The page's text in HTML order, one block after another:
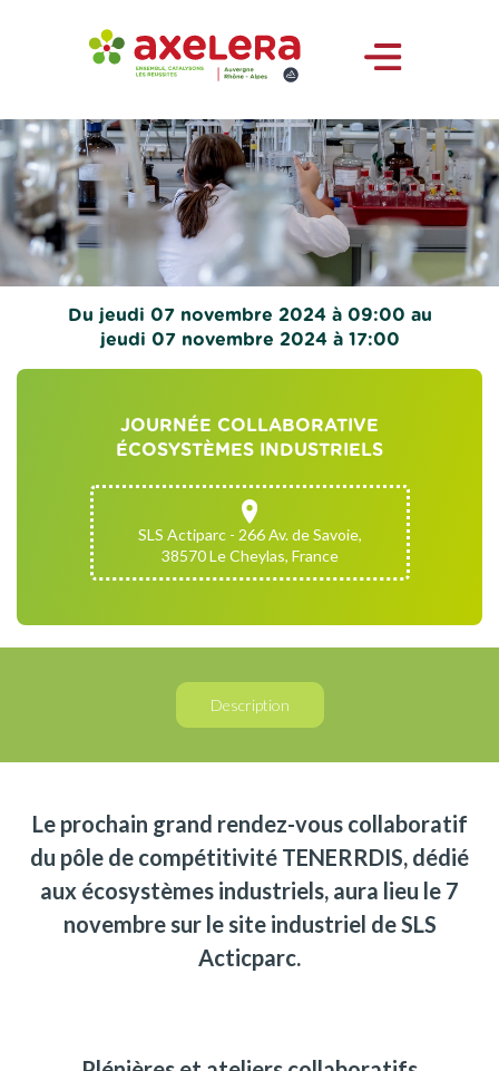
Du jeudi 07 novembre 2024 à 09:00 au
jeudi 07 novembre 2024 à 17:00
JOURNÉE COLLABORATIVE
ÉCOSYSTÈMES INDUSTRIELS
SLS Actiparc - 266 Av. de Savoie,
38570 Le Cheylas, France
Description
Le prochain grand rendez-vous collaboratif
du pôle de compétitivité TENERRDIS, dédié
aux écosystèmes industriels, aura lieu le 7
novembre sur le site industriel de SLS
Acticparc.